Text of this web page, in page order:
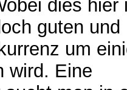
dies hier
guten und
um
wird. Eine